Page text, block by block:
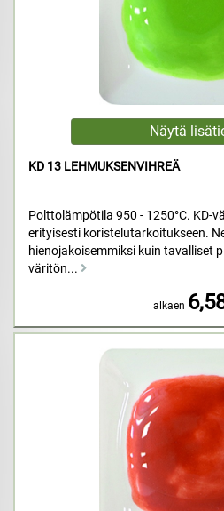
KD 13 LEHMUKSENVIHREÄ
Polttolämpötila 950 - 1250°C. KD-
erityisesti koristelutarkoitukseen.
hienojakoisemmiksi kuin tavalliset
väritön...
alkaen